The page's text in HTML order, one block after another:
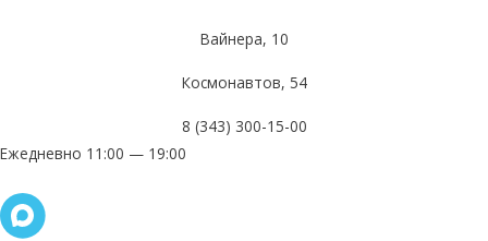
Вайнера, 10
Космонавтов, 54
8 (343) 300-15-00
Ежедневно 11:00 — 19:00